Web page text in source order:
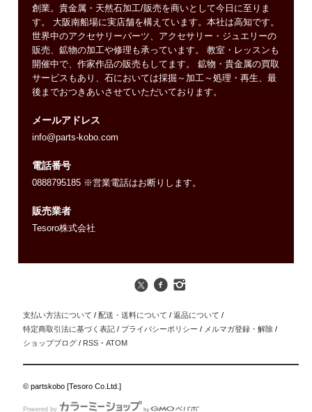
創業。貴金属・天然石加工/販売を商いとして今日に至りま
す。 大阪南船場に実店舗を構えています。本社は高知です。
世界中のアクセサリーパーツ、アクセサリー・ジュエリーの
販売、鉱物の加工や修理も承っています。 教室・レッスンも
開催中で、作家作品の販売もしてます。 鉱物・貴金属の買取
サービスもあり、石においては採掘～加工～処理・再生、最
後までおつきあいさせていただいております。
メールアドレス
info@parts-kobo.com
電話番号
0888795185 ※営業電話はお断りします。
販売業者
Tesoro株式会社
支払い方法について / 配送・送料について / 返品について /
特定商取引法に基づく表記 / プライバシーポリシー / メルマガ登録・解除 /
ショップブログ / RSS ・ATOM
© partskobo [Tesoro Co.Ltd.]
Powered by